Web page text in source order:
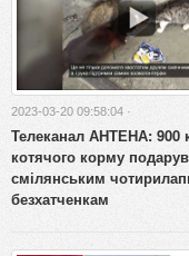
2023-03-20 09:58:04 ·
Телеканал АНТЕНА: 900
котячого корму
смілянським
безхатченкам